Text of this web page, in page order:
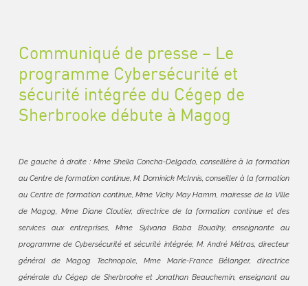
Communiqué de presse – Le
programme Cybersécurité et
sécurité intégrée du Cégep de
Sherbrooke débute à Magog
De gauche à droite : Mme Sheila Concha-Delgado, conseillère à la formation
au Centre de formation continue, M. Dominick McInnis, conseiller à la formation
au Centre de formation continue, Mme Vicky May Hamm, mairesse de la Ville
de Magog, Mme Diane Cloutier, directrice de la formation continue et des
services aux entreprises, Mme Sylvana Baba Bouaihy, enseignante au
programme de Cybersécurité et sécurité intégrée, M. André Métras, directeur
général de Magog Technopole, Mme Marie-France Bélanger, directrice
générale du Cégep de Sherbrooke et Jonathan Beauchemin, enseignant au